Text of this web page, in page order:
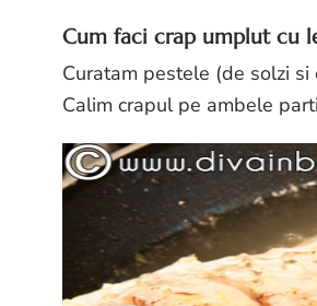
Cum faci crap umplut cu
Curatam pestele (de solzi
Calim crapul pe ambele